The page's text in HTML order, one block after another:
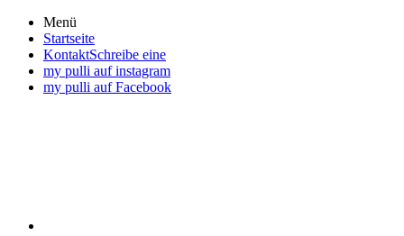
Direkt
zum
Inhalt
wechseln
Menü
Startseite
KontaktSchreibe eine
my pulli auf instagram
my pulli auf Facebook